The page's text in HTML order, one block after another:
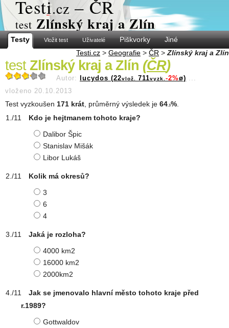
Testi.cz – ČR
test Zlínský kraj a Zlín
Testy Vložit test Uživatelé Piškvorky
Jiné
Testi.cz > Geografie > ČR > Zlínský kraj a Zlín
test Zlínský kraj a Zlín (ČR)
Autor: lucydos (22vlož. 711vyzk. -2%ø) ...
vloženo 20.10.2013
Test vyzkoušen 171 krát , průměrný výsledek je 64 .3%
Kdo je hejtmanem tohoto kraje?
Dalibor Špic
Stanislav Mišák
Libor Lukáš
Kolik má okresů?
3
6
4
Jaká je rozloha?
4000 km2
16000 km2
2000km2
Jak se jmenovalo hlavní město tohoto kraje před
r.1989?
Gottwaldov